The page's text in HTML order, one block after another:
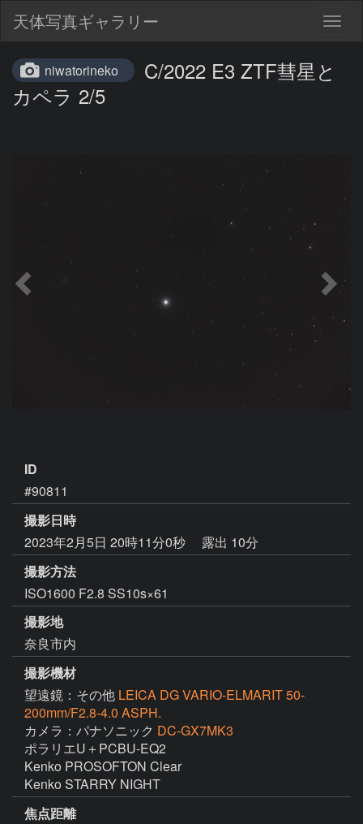
天体写真ギャラリー
niwatorineko
C/2022 E3 ZTF彗星と
カペラ 2/5
ID
#90811
撮影日時
2023年2月5日 20時11分0秒
露出 10分
撮影方法
ISO1600 F2.8 SS10s×61
撮影地
奈良市内
撮影機材
望遠鏡：その他 LEICA DG VARIO-ELMARIT 50-
200mm/F2.8-4.0 ASPH.
カメラ：パナソニック DC-GX7MK3
ポラリエU＋PCBU-EQ2
Kenko PROSOFTON Clear
Kenko STARRY NIGHT
焦点距離